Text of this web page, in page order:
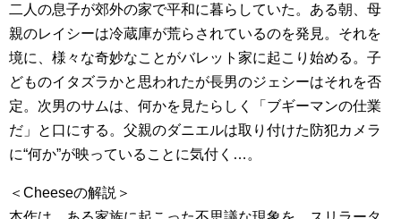
二人の息子が郊外の家で平和に暮らしていた。ある朝、母
親のレイシーは冷蔵庫が荒らされているのを発見。それを
境に、様々な奇妙なことがバレット家に起こり始める。子
どものイタズラかと思われたが長男のジェシーはそれを否
定。次男のサムは、何かを見たらしく「ブギーマンの仕業
だ」と口にする。父親のダニエルは取り付けた防犯カメラ
に“何か”が映っていることに気付く…。
＜Cheeseの解説＞